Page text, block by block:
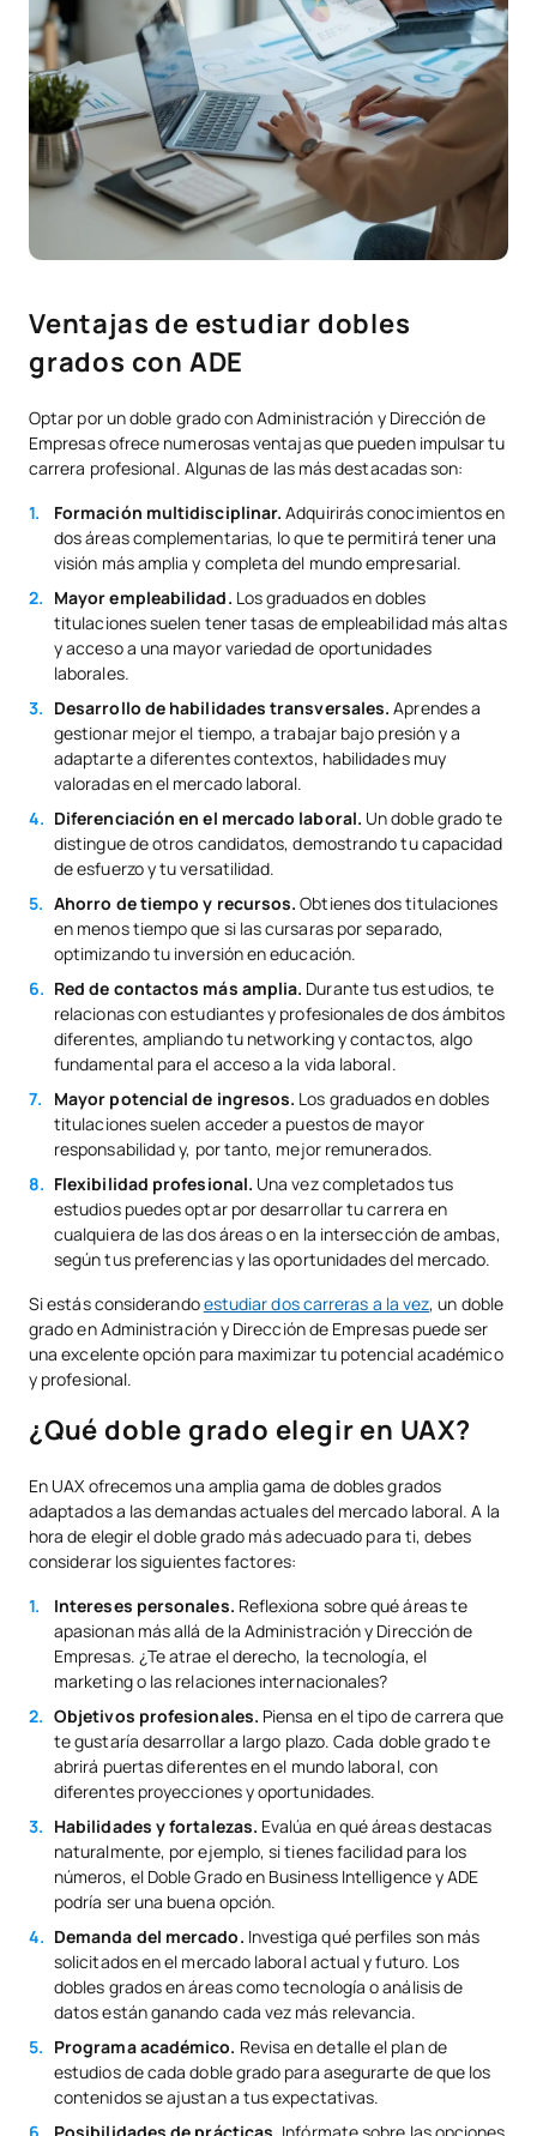
Ventajas de estudiar dobles
grados con ADE
Optar por un doble grado con Administración y Dirección de
Empresas ofrece numerosas ventajas que pueden impulsar tu
carrera profesional. Algunas de las más destacadas son:
Formación multidisciplinar.Adquirirás conocimientos en
dos áreas complementarias, lo que te permitirá tener una
visión más amplia y completa del mundo empresarial.
Mayor empleabilidad. Los graduados en dobles
titulaciones suelen tener tasas de empleabilidad más altas
y acceso a una mayor variedad de oportunidades
laborales.
Desarrollo de habilidades transversales.Aprendes a
gestionar mejor el tiempo, a trabajar bajo presión y a
adaptarte a diferentes contextos, habilidades muy
valoradas en el mercado laboral.
Diferenciación en el mercado laboral. Un doble grado te
distingue de otros candidatos, demostrando tu capacidad
de esfuerzo y tu versatilidad.
Ahorro de tiempo y recursos. Obtienes dos titulaciones
en menos tiempo que si las cursaras por separado,
optimizando tu inversión en educación.
Red de contactos más amplia. Durante tus estudios, te
relacionas con estudiantes y profesionales de dos ámbitos
diferentes, ampliando tu networking y contactos, algo
fundamental para el acceso a la vida laboral.
Mayor potencial de ingresos. Los graduados en dobles
titulaciones suelen acceder a puestos de mayor
responsabilidad y, por tanto, mejor remunerados.
Flexibilidad profesional. Una vez completados tus
estudios puedes optar por desarrollar tu carrera en
cualquiera de las dos áreas o en la intersección de ambas,
según tus preferencias y las oportunidades del mercado.
Si estás considerandoestudiar dos carreras a la vez, un doble
grado en Administración y Dirección de Empresas puede ser
una excelente opción para maximizar tu potencial académico
y profesional.
¿Qué doble grado elegir en UAX?
En UAX ofrecemos una amplia gama de dobles grados
adaptados a las demandas actuales del mercado laboral. A la
hora de elegir el doble grado más adecuado para ti, debes
considerar los siguientes factores:
Intereses personales. Reflexiona sobre qué áreas te
apasionan más allá de la Administración y Dirección de
Empresas. ¿Te atrae el derecho, la tecnología, el
marketing o las relaciones internacionales?
Objetivos profesionales. Piensa en el tipo de carrera que
te gustaría desarrollar a largo plazo. Cada doble grado te
abrirá puertas diferentes en el mundo laboral, con
diferentes proyecciones y oportunidades.
Habilidades y fortalezas. Evalúa en qué áreas destacas
naturalmente, por ejemplo, si tienes facilidad para los
números, el Doble Grado en Business Intelligence y ADE
podría ser una buena opción.
Demanda del mercado. Investiga qué perfiles son más
solicitados en el mercado laboral actual y futuro. Los
dobles grados en áreas como tecnología o análisis de
datos están ganando cada vez más relevancia.
Programa académico. Revisa en detalle el plan de
estudios de cada doble grado para asegurarte de que los
contenidos se ajustan a tus expectativas.